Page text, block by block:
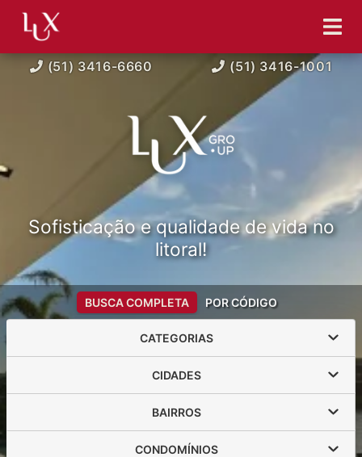
(51) 3416-6660 (51) 3416-1001
Sofisticação e qualidade de vida no
litoral!
BUSCA COMPLETA POR CÓDIGO
CATEGORIAS
CIDADES
BAIRROS
CONDOMÍNIOS